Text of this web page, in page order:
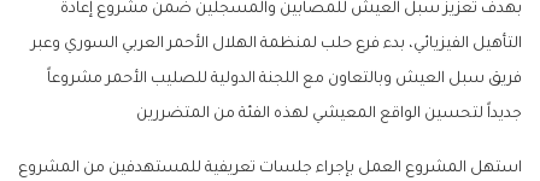
بهدف تعزيز سبل العيش للمصابين والمسجلين ضمن مشروع إعادة
التأهيل الفيزيائي، بدء فرع حلب لمنظمة الهلال الأحمر العربي السوري وعبر
فريق سبل العيش وبالتعاون مع اللجنة الدولية للصليب الأحمر مشروعاً
جديداً لتحسين الواقع المعيشي لهذه الفئة من المتضررين
استهل المشروع العمل بإجراء جلسات تعريفية للمستهدفين من المشروع